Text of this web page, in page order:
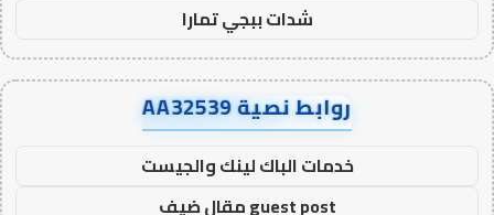
شدات ببجي تمارا
روابط نصية AA32539
خدمات الباك لينك والجيست
guest post مقال ضيف